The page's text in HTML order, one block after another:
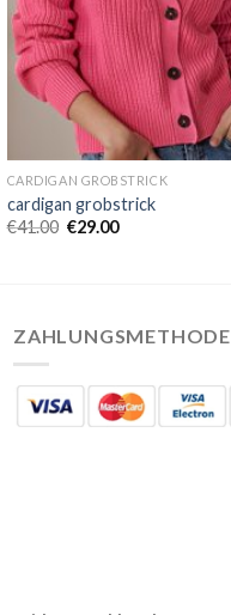
CARDIGAN GROBSTRICK
cardigan grobstrick
€41.00 €29.00
ZAHLUNGSMETHODE